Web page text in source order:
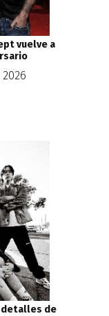
vuelve a
detalles de